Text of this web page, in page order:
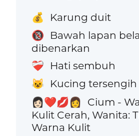
💰 Karung duit
🔞
Bawah lapan
dibenarkan
❤️‍🩹 Hati sembuh
😺 Kucing tersengih
👩🏻‍❤️‍💋‍👩
Cium -
Kulit Cerah, Wanita:
Warna Kulit